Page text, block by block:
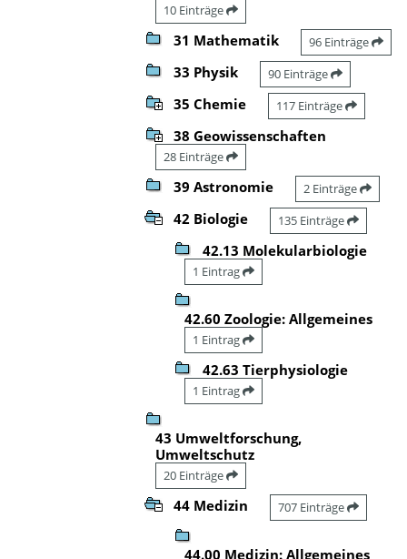
10 Einträge
31 Mathematik 96 Einträge
33 Physik 90 Einträge
35 Chemie 117 Einträge
38 Geowissenschaften
28 Einträge
39 Astronomie 2 Einträge
42 Biologie 135 Einträge
42.13 Molekularbiologie
1 Eintrag
42.60 Zoologie: Allgemeines
1 Eintrag
42.63 Tierphysiologie
1 Eintrag
43 Umweltforschung,
Umweltschutz
20 Einträge
44 Medizin 707 Einträge
44.00 Medizin: Allgemeines